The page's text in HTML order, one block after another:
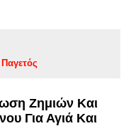
Παγετός
Ζημιών Και
Για Αγιά Και